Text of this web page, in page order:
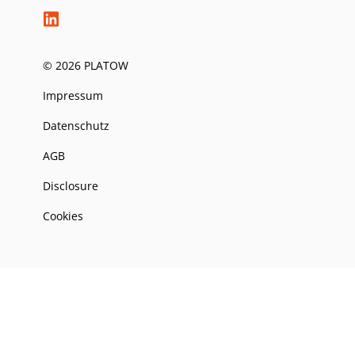
© 2026 PLATOW
Impressum
Datenschutz
AGB
Disclosure
Cookies